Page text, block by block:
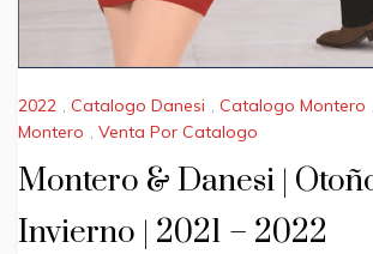
2022 , Catalogo Danesi , Catalogo Montero
Montero
Venta Por Catalogo
Montero & Danesi |
Invierno | 2021 – 2022